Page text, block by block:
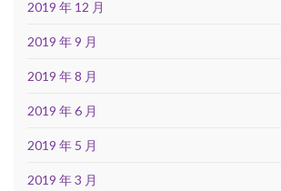
2019 年 12 月
2019 年 9 月
2019 年 8 月
2019 年 6 月
2019 年 5 月
2019 年 3 月